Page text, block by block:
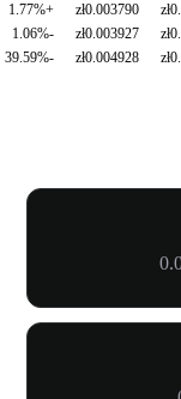
zł0.003790
+1.77%
zł0.003927
-1.06%
zł0.004928
-39.59%